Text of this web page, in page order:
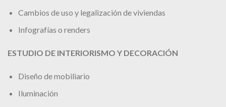
Cambios de uso y legalización de viviendas
Infografías o renders
ESTUDIO DE INTERIORISMO Y DECORACIÓN
Diseño de mobiliario
Iluminación